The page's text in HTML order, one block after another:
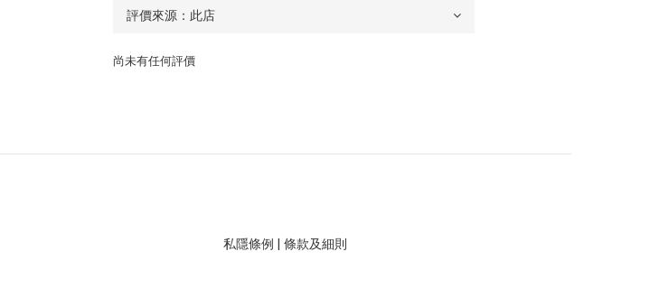
尚未有任何評價
私隱條例 | 條款及細則